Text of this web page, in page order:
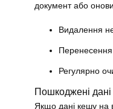
документ або
Видалення
Перенесення
Регулярно
Пошкоджені
Якщо дані кешу на